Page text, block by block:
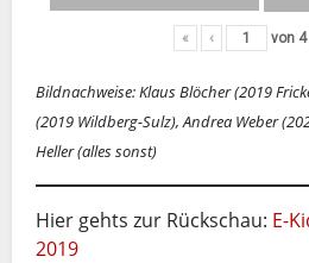
« ‹ von 4
Bildnachweise: Klaus Blöcher (2019
(2019 Wildberg-Sulz), Andrea Weber
Heller (alles sonst)
Hier gehts zur Rückschau: E-
2019